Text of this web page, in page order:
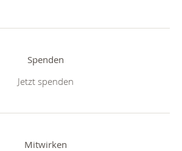
Spenden
Jetzt spenden
Mitwirken